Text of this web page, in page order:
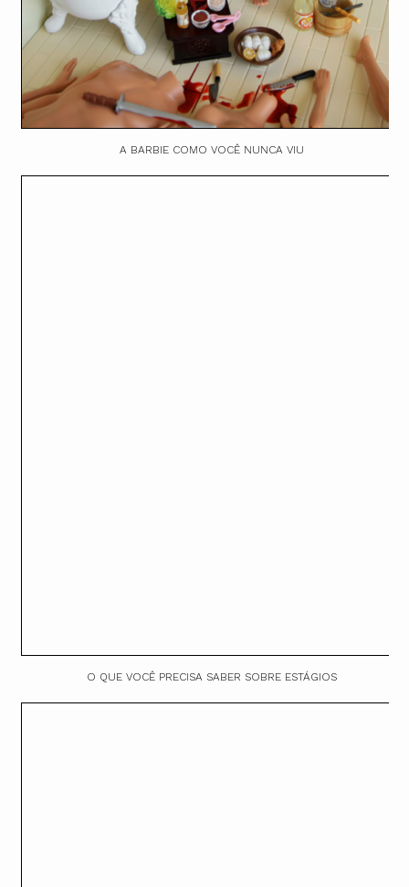
A BARBIE COMO VOCÊ NUNCA VIU
O QUE VOCÊ PRECISA SABER SOBRE ESTÁGIOS